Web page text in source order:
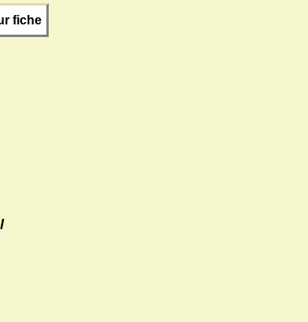
fiche